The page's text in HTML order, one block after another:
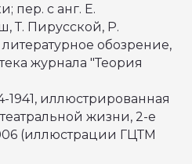
пер. с анг. Е.
Т. Пирусской, Р.
обозрение,
журнала "Теория
1941, иллюстрированная
жизни, 2-е
(иллюстрации ГЦТМ
МАСТЕРА